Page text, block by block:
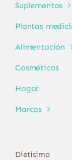
Suplementos
Plantas
Alimentación
Cosméticos
Hogar
Marcas
Dietisima